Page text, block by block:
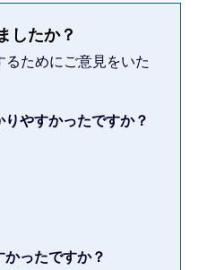
したか？
ためにご意見をいた
やすかったですか？
ったですか？